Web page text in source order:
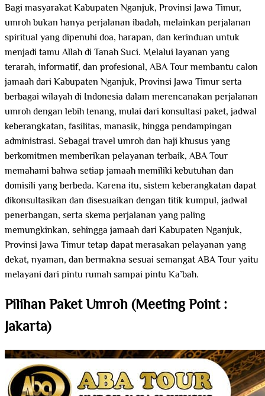
Bagi masyarakat Kabupaten Nganjuk, Provinsi Jawa Timur,
umroh bukan hanya perjalanan ibadah, melainkan perjalanan
spiritual yang dipenuhi doa, harapan, dan kerinduan untuk
menjadi tamu Allah di Tanah Suci. Melalui layanan yang
terarah, informatif, dan profesional, ABA Tour membantu calon
jamaah dari Kabupaten Nganjuk, Provinsi Jawa Timur serta
berbagai wilayah di Indonesia dalam merencanakan perjalanan
umroh dengan lebih tenang, mulai dari konsultasi paket, jadwal
keberangkatan, fasilitas, manasik, hingga pendampingan
administrasi. Sebagai travel umroh dan haji khusus yang
berkomitmen memberikan pelayanan terbaik, ABA Tour
memahami bahwa setiap jamaah memiliki kebutuhan dan
domisili yang berbeda. Karena itu, sistem keberangkatan dapat
dikonsultasikan dan disesuaikan dengan titik kumpul, jadwal
penerbangan, serta skema perjalanan yang paling
memungkinkan, sehingga jamaah dari Kabupaten Nganjuk,
Provinsi Jawa Timur tetap dapat merasakan pelayanan yang
dekat, nyaman, dan bermakna sesuai semangat ABA Tour yaitu
melayani dari pintu rumah sampai pintu Ka’bah.
Pilihan Paket Umroh (Meeting Point :
Jakarta)